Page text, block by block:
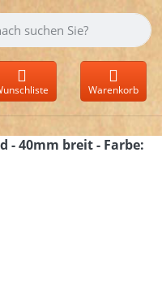
Suchbegriff ein.
Warenkorb
- 40mm breit - Farbe: